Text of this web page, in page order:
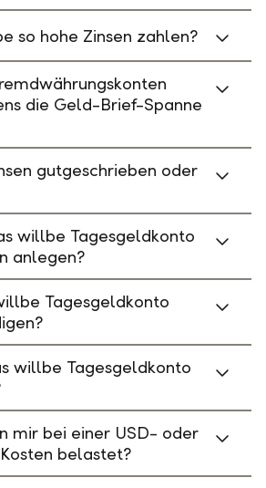
so hohe Zinsen zahlen?
die Geld-Brief-Spanne
gutgeschrieben oder
willbe Tagesgeldkonto
anlegen?
Tagesgeldkonto
willbe Tagesgeldkonto
mir bei einer USD- oder
belastet?